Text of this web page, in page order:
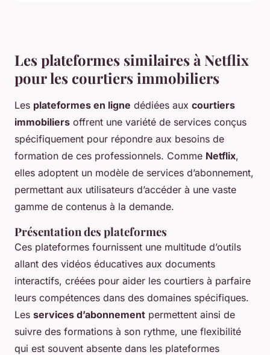
Les plateformes similaires à Netflix
pour les courtiers immobiliers
Les plateformes en ligne dédiées aux courtiers
immobiliers offrent une variété de services conçus
spécifiquement pour répondre aux besoins de
formation de ces professionnels. Comme Netflix,
elles adoptent un modèle de services d’abonnement,
permettant aux utilisateurs d’accéder à une vaste
gamme de contenus à la demande.
Présentation des plateformes
Ces plateformes fournissent une multitude d’outils
allant des vidéos éducatives aux documents
interactifs, créées pour aider les courtiers à parfaire
leurs compétences dans des domaines spécifiques.
Les services d’abonnement permettent ainsi de
suivre des formations à son rythme, une flexibilité
qui est souvent absente dans les plateformes